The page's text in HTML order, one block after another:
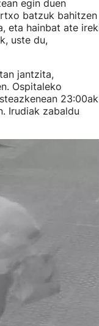
egin duen
batzuk bahitzen
eta hainbat ate
uste du,
jantzita,
Ospitaleko
23:00ak
Irudiak zabaldu